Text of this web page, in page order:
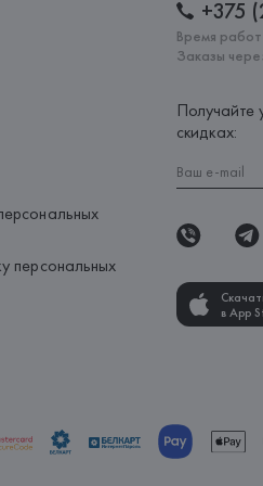
персональных
+375
Время
Заказы
Получайте
скидках:
в App